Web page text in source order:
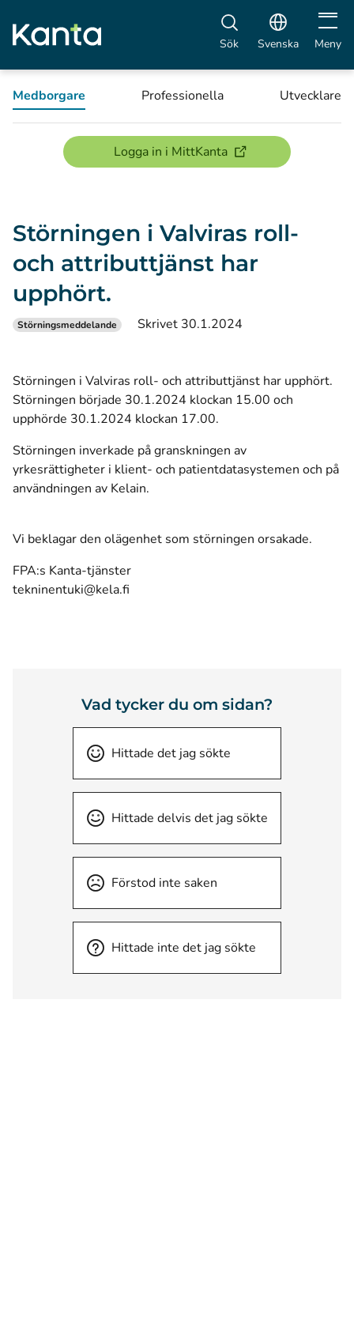
Sök Svenska Öppna
Meny
Medborgare Professionella Utvecklare
Logga in i MittKanta(öppnas i ett nytt
Störningen i Valviras roll-
och attributtjänst har
upphört.
Störningsmeddelande Skrivet 30.1.2024
Störningen i Valviras roll- och attributtjänst har upphört.
Störningen började 30.1.2024 klockan 15.00 och
upphörde 30.1.2024 klockan 17.00.
Störningen inverkade på granskningen av
yrkesrättigheter i klient- och patientdatasystemen och på
användningen av Kelain.
Vi beklagar den olägenhet som störningen orsakade.
FPA:s Kanta-tjänster
tekninentuki@kela.fi
Vad tycker du om sidan?
Hittade det jag sökte
Hittade delvis det jag sökte
Förstod inte saken
Hittade inte det jag sökte